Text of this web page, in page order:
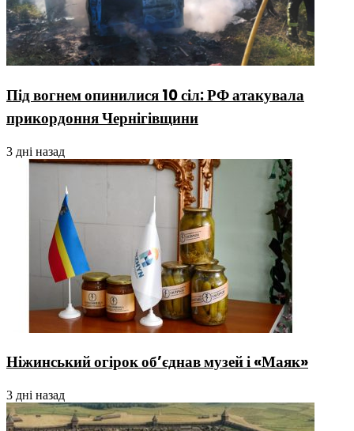
Під вогнем опинилися 10 сіл: РФ атакувала
прикордоння Чернігівщини
3 дні назад
Ніжинський огірок об’єднав музей і «Маяк»
3 дні назад